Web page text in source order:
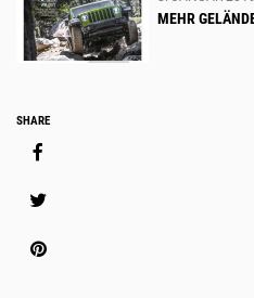
MEHR
Social
Media
Share
SHARE